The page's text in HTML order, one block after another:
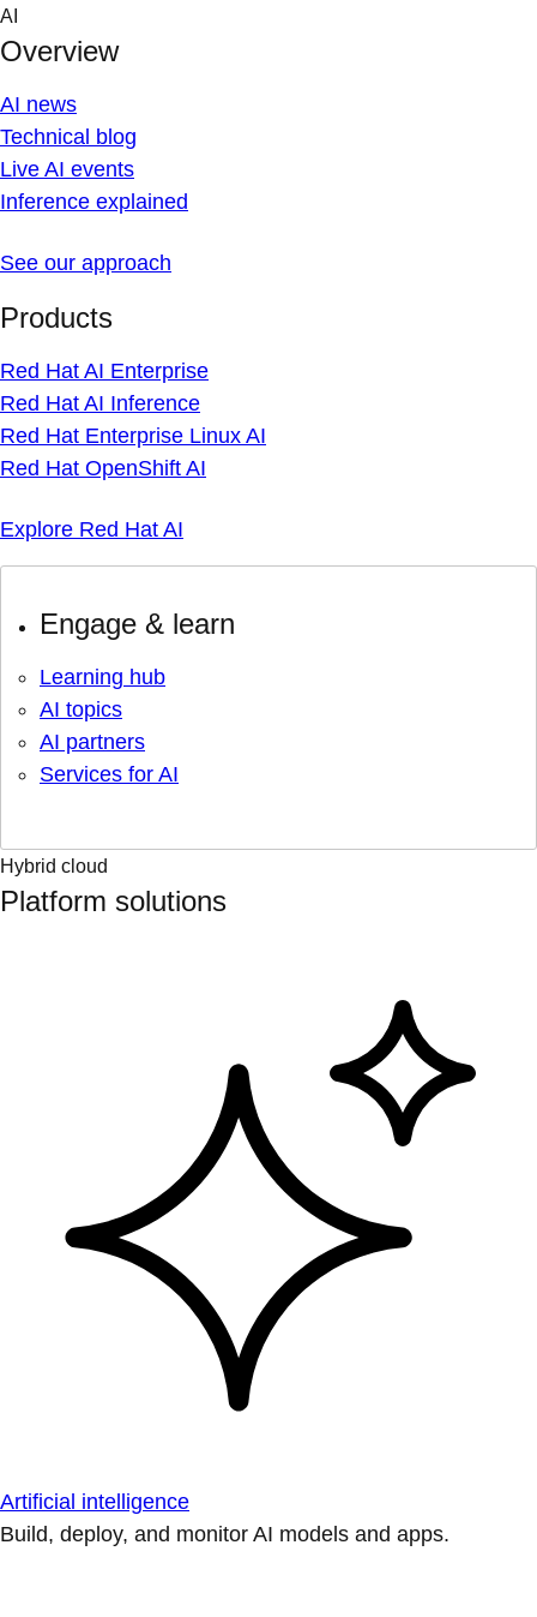
Skip
content
AI
Overview
AI news
Technical blog
Live AI events
Inference explained
See our approach
Products
Red Hat AI Enterprise
Red Hat AI Inference
Red Hat Enterprise Linux AI
Red Hat OpenShift AI
Explore Red Hat AI
Engage & learn
Learning hub
AI topics
AI partners
Services for AI
Hybrid cloud
Platform solutions
Artificial intelligence
Build, deploy, and monitor AI models and apps.